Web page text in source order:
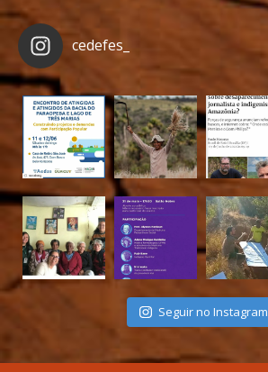
cedefes_
Seguir no Instagram